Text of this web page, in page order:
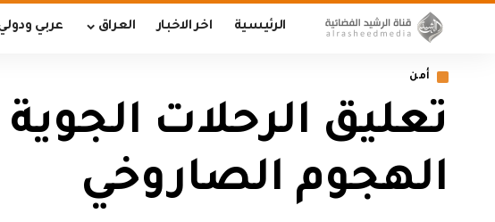
الرئيسية اخر الاخبار العراق عربي
أمن
تعليق الرحلات
الهجوم الصاروخي